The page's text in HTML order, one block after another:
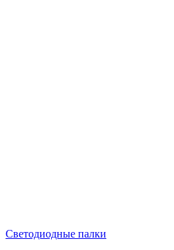
Светодиодные палки